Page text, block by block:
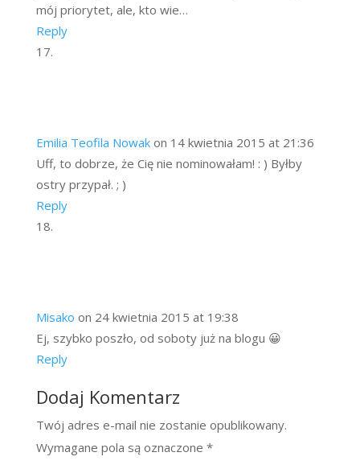
mój priorytet, ale, kto wie…
Reply
Emilia Teofila Nowak on 14 kwietnia 2015 at 21:36
Uff, to dobrze, że Cię nie nominowałam! : ) Byłby
ostry przypał. ; )
Reply
Misako on 24 kwietnia 2015 at 19:38
Ej, szybko poszło, od soboty już na blogu 😀
Reply
Dodaj Komentarz
Twój adres e-mail nie zostanie opublikowany.
Wymagane pola są oznaczone *